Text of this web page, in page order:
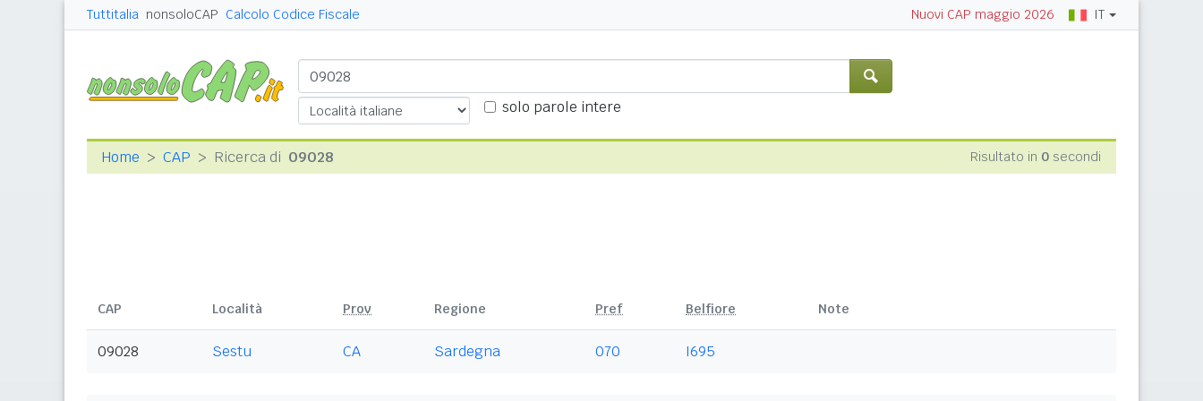
Tuttitalia nonsoloCAP Calcolo Codice Fiscale Nuovi CAP maggio 2026 IT
solo parole intere
Home CAP Ricerca di 09028 Risultato in 0 secondi
CAP Località Prov Regione Pref Belfiore Note
09028 Sestu CA Sardegna 070 I695